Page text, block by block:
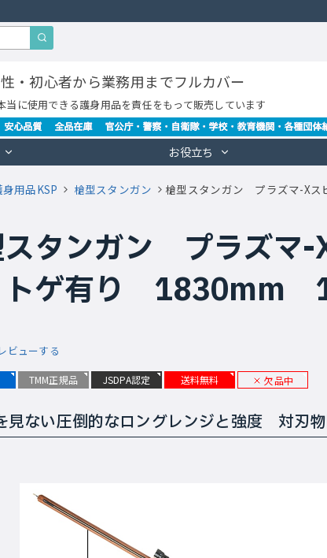
・初心者から業務用までフルカバー
当に使用できる護身用品を責任をもって販売しています
お役立ち
用品KSP 槍型スタンガン 槍型スタンガン プラズマ-
スタンガン プラズ
ゲ有り 1830mm
ビューする
TMM正規品 JSDPA認定 送料無料 欠品中
見ない圧倒的なロングレンジと強度 対刃